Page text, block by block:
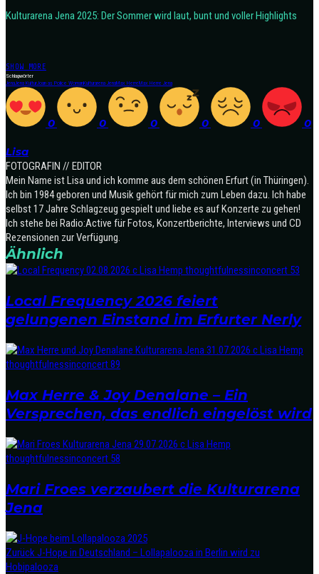
Kulturarena Jena 2025: Der Sommer wird laut, bunt und voller Highlights
SHOW MORE
Schlagwörter
JenaJena KulturJoan as Police WomanKulturarena JenaMax HerreMax Herre Jena
0 0 0 0 0 0
Lisa
FOTOGRAFIN // EDITOR
Mein Name ist Lisa und ich komme aus dem schönen Erfurt (in Thüringen).
Ich bin 1984 geboren und Musik gehört für mich zum Leben dazu. Ich habe
selbst 17 Jahre Schlagzeug gespielt und liebe es auf Konzerte zu gehen!
Ich stehe bei Radio:Active für Fotos, Konzertberichte, Interviews und CD
Rezensionen zur Verfügung.
Ähnlich
Local Frequency 2026 feiert
gelungenen Einstand im Erfurter Nerly
Max Herre & Joy Denalane – Ein
Versprechen, das endlich eingelöst wird
Mari Froes verzaubert die Kulturarena
Jena
ZurückJ-Hope in Deutschland – Lollapalooza in Berlin wird zu
Hobipalooza